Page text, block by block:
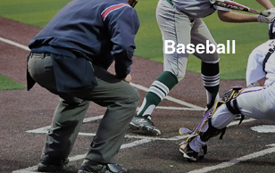
Baseball